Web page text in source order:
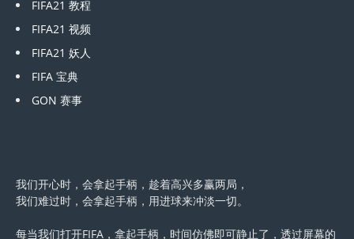
FIFA21 教程
FIFA21 视频
FIFA21 妖人
FIFA 宝典
GON 赛事
我们开心时，会拿起手柄，趁着高兴多赢两局，
我们难过时，会拿起手柄，用进球来冲淡一切。
每当我们打开FIFA，拿起手柄，时间仿佛即可静止了，透过屏幕的